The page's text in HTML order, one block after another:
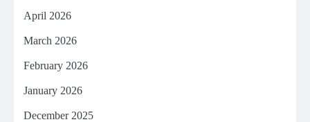
April 2026
March 2026
February 2026
January 2026
December 2025